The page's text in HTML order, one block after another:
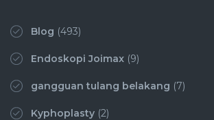
Blog (493)
Endoskopi Joimax (9)
gangguan tulang belakang (7)
Kyphoplasty (2)